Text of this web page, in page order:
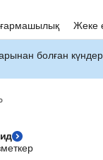
Жеке
болған